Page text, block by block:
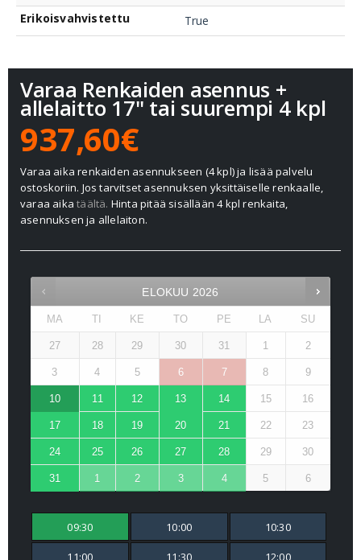
Erikoisvahvistettu
True
Varaa Renkaiden asennus +
allelaitto 17" tai suurempi 4 kpl
937,60€
Varaa aika renkaiden asennukseen (4 kpl) ja lisää palvelu
ostoskoriin. Jos tarvitset asennuksen yksittäiselle renkaalle,
varaa aikatäältä. Hinta pitää sisällään 4 kpl renkaita,
asennuksen ja allelaiton.
ELOKUU 2026
MA TI KE TO PE LA SU
27 28 29 30 31 1 2
3 4 5 6 7 8 9
10 11 12 13 14 15 16
17 18 19 20 21 22 23
24 25 26 27 28 29 30
31 1 2 3 4 5 6
09:30 10:00 10:30
11:00 11:30 12:00